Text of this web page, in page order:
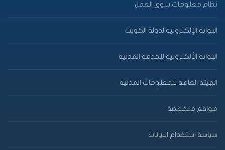
نظام معلومات سوق العمل
البوابة الإلكترونية لدولة الكويت
البوابة الألكترونية للخدمة المدنية
الهيئة العامه للمعلومات المدنية
مواقع متخصصة
سياسة استخدام البيانات